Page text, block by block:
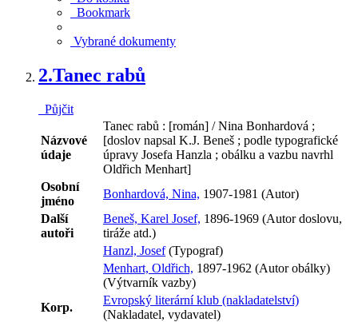
Bookmark
Vybrané dokumenty
2.Tanec rabů
Půjčit
Názvové
údaje
Tanec rabů : [román] / Nina Bonhardová ;
[doslov napsal K.J. Beneš ; podle typografické
úpravy Josefa Hanzla ; obálku a vazbu navrhl
Oldřich Menhart]
Osobní
jméno
Bonhardová, Nina, 1907-1981 (Autor)
Další
autoři
Beneš, Karel Josef, 1896-1969 (Autor doslovu,
tiráže atd.)
Hanzl, Josef(Typograf)
Menhart, Oldřich, 1897-1962 (Autor obálky)
(Výtvarník vazby)
Korp.
Evropský literární klub (nakladatelství)
(Nakladatel, vydavatel)